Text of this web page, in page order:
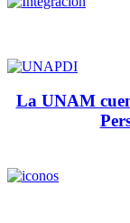
La UNAM